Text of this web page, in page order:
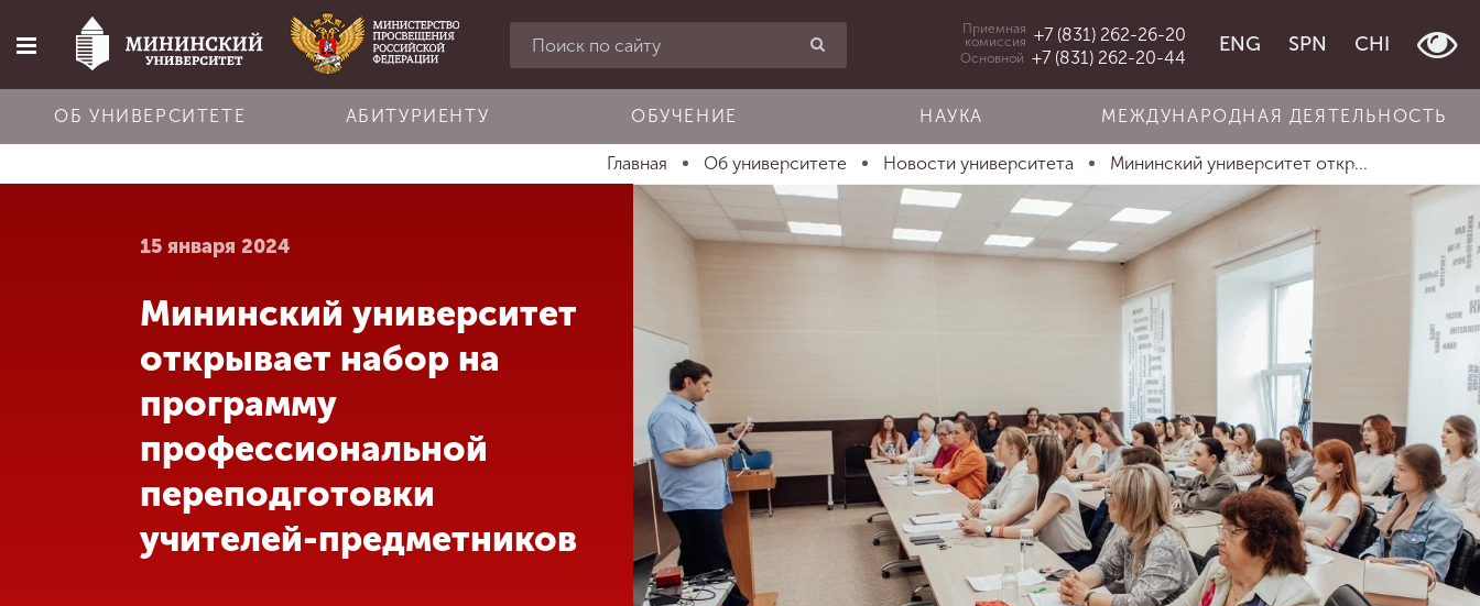
Главная
Об университете
Абитуриенту
Обучение
Международная
деятельность
Приемная
комиссия +7 (831) 262-26-20
Основной +7 (831) 262-20-44
ENG SPN CHI
ОБ УНИВЕРСИТЕТЕ АБИТУРИЕНТУ ОБУЧЕНИЕ НАУКА МЕЖДУНАРОДНАЯ ДЕЯТЕЛЬНОСТЬ
Главная Об университете Новости университета Мининский университет откр...
15 января 2024
Мининский университет
открывает набор на
программу
профессиональной
переподготовки
учителей-предметников